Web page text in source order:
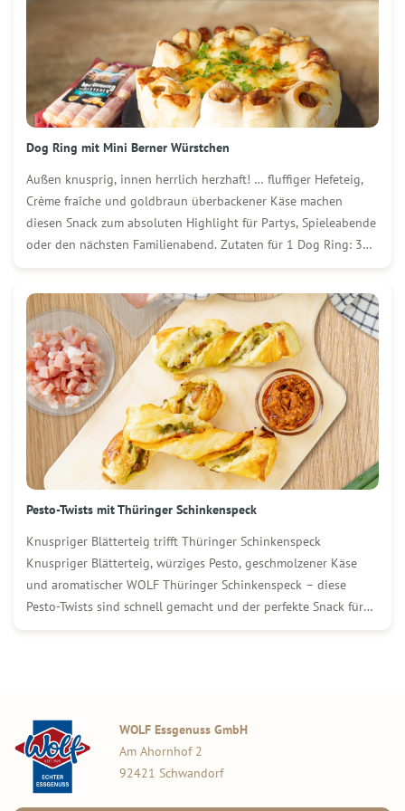
Dog Ring mit Mini Berner Würstchen
Außen knusprig, innen herrlich herzhaft! … fluffiger Hefeteig,
Crème fraîche und goldbraun überbackener Käse machen
diesen Snack zum absoluten Highlight für Partys, Spieleabende
oder den nächsten Familienabend. Zutaten für 1 Dog Ring: 3
Pesto-Twists mit Thüringer Schinkenspeck
Knuspriger Blätterteig trifft Thüringer Schinkenspeck
Knuspriger Blätterteig, würziges Pesto, geschmolzener Käse
und aromatischer WOLF Thüringer Schinkenspeck – diese
Pesto-Twists sind schnell gemacht und der perfekte Snack für
WOLF Essgenuss GmbH
Am Ahornhof 2
92421 Schwandorf